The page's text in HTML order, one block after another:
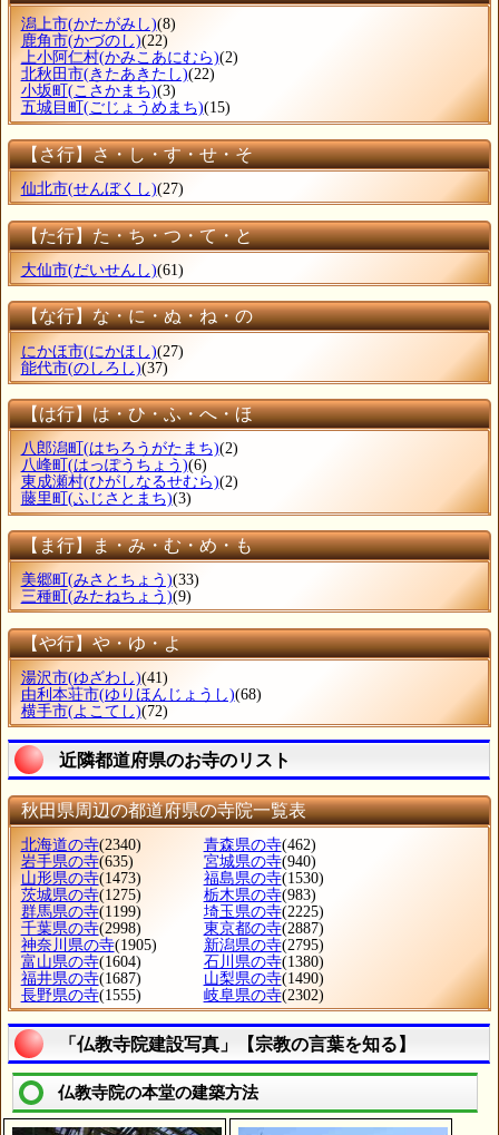
潟上市(かたがみし)(8)
鹿角市(かづのし)(22)
上小阿仁村(かみこあにむら)(2)
北秋田市(きたあきたし)(22)
小坂町 (こさかまち)(3)
五城目町 (ごじょうめまち)(15)
【さ行】さ・し・す・せ・そ
仙北市(せんぼくし)(27)
【た行】た・ち・つ・て・と
大仙市(だいせんし)(61)
【な行】な・に・ぬ・ね・の
にかほ市(にかほし)(27)
能代市(のしろし)(37)
【は行】は・ひ・ふ・へ・ほ
八郎潟町 (はちろうがたまち)(2)
八峰町 (はっぽうちょう)(6)
東成瀬村(ひがしなるせむら)(2)
藤里町 (ふじさとまち)(3)
【ま行】ま・み・む・め・も
美郷町 (みさとちょう)(33)
三種町 (みたねちょう)(9)
【や行】や・ゆ・よ
湯沢市(ゆざわし)(41)
由利本荘市(ゆりほんじょうし)(68)
横手市(よこてし)(72)
近隣都道府県のお寺のリスト
秋田県周辺の都道府県の寺院一覧表
北海道の寺(2340) 青森県の寺(462)
岩手県の寺(635) 宮城県の寺(940)
山形県の寺(1473) 福島県の寺(1530)
茨城県の寺(1275) 栃木県の寺(983)
群馬県の寺(1199) 埼玉県の寺(2225)
千葉県の寺(2998) 東京都の寺(2887)
神奈川県の寺(1905) 新潟県の寺(2795)
富山県の寺(1604) 石川県の寺(1380)
福井県の寺(1687) 山梨県の寺(1490)
長野県の寺(1555) 岐阜県の寺(2302)
「仏教寺院建設写真」【宗教の言葉を知る】
仏教寺院の本堂の建築方法